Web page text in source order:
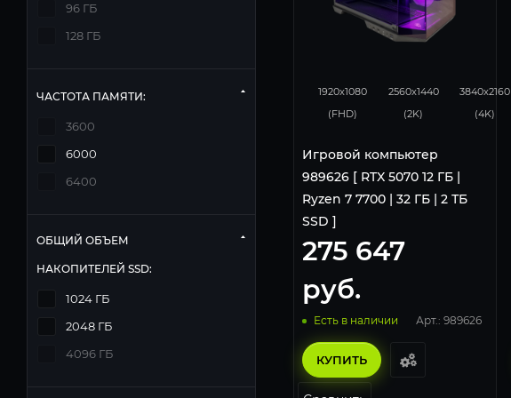
1920x1080
(FHD)
2560x1440
(2K)
3840x2160
(4K)
Игровой компьютер
989626 [ RTX 5070 12 ГБ |
Ryzen 7 7700 | 32 ГБ | 2 ТБ
SSD ]
275 647
руб.
Есть в наличии Арт.: 989626
КУПИТЬ
96 ГБ
128 ГБ
ЧАСТОТА ПАМЯТИ:
3600
6000
6400
ОБЩИЙ ОБЪЕМ
НАКОПИТЕЛЕЙ SSD:
1024 ГБ
2048 ГБ
4096 ГБ